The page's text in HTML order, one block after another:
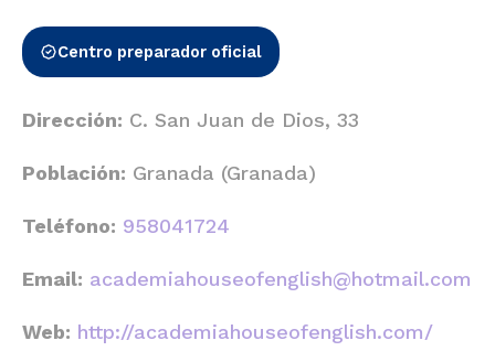
Centro preparador oficial
Dirección: C. San Juan de Dios, 33
Población: Granada (Granada)
Teléfono: 958041724
Email: academiahouseofenglish@hotmail.com
Web: http://academiahouseofenglish.com/